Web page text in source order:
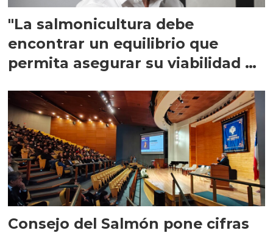
"La salmonicultura debe
encontrar un equilibrio que
permita asegurar su viabilidad de
Consejo del Salmón pone cifras